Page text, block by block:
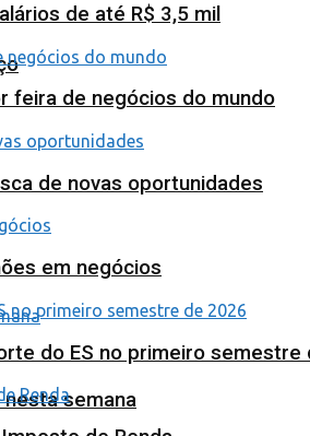
semana
de até R$ 3,5 mil
feira de negócios do mundo
de novas oportunidades
em negócios
do ES no primeiro semestre